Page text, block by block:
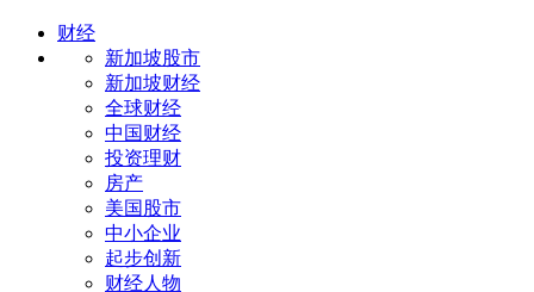
财经
新加坡股市
新加坡财经
全球财经
中国财经
投资理财
房产
美国股市
中小企业
起步创新
财经人物